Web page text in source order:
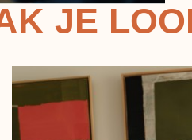
JE